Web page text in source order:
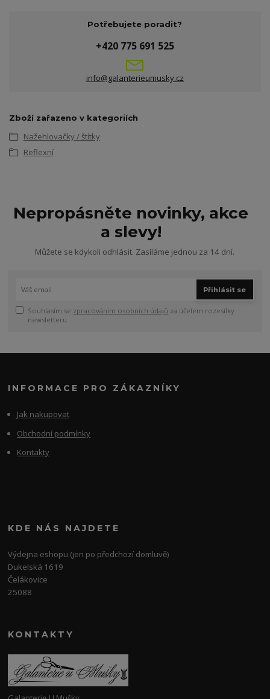
Potřebujete poradit?
+420 775 691 525
info@galanterieumusky.cz
Zboží zařazeno v kategoriích
Nažehlovačky / štítky
Reflexní
Nepropásněte novinky, akce
a slevy!
Můžete se kdykoli odhlásit. Zasíláme jednou za 14 dní.
Přihlásit se
Souhlasím se zpracováním osobních údajů za účelem rozesílky
newsletteru.
INFORMACE PRO ZÁKAZNÍKY
Jak nakupovat
Obchodní podmínky
Kontakty
KDE NÁS NAJDETE
Výdejna eshopu (jen po předchozí domluvě)
Dukelská 1619
Čelákovice
25088
KONTAKTY